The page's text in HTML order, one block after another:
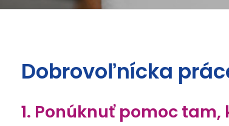
Dobrovoľnícka
1. Ponúknuť pomoc